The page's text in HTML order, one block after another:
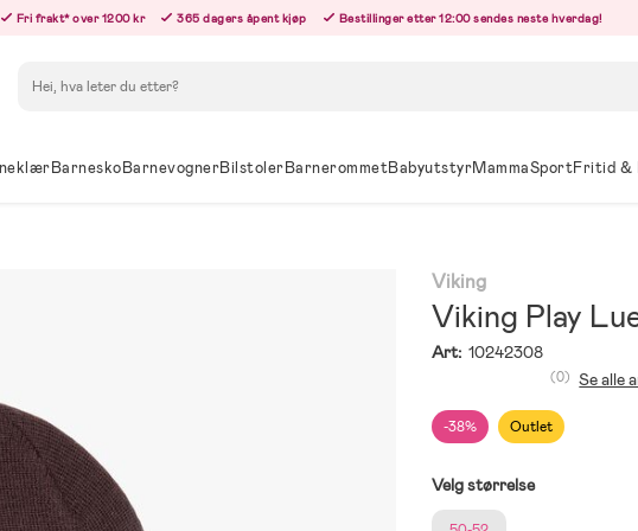
Fri frakt* over 1200 kr 365 dagers åpent kjøp Bestillinger etter 12:00 sendes neste hverdag!
BarneskoBarnevognerBilstolerBarnerommetBabyutstyrMammaSportFritid &
Viking
Viking Play
Art: 10242308
-38% Outlet
(0) Se alle
Velg størrelse